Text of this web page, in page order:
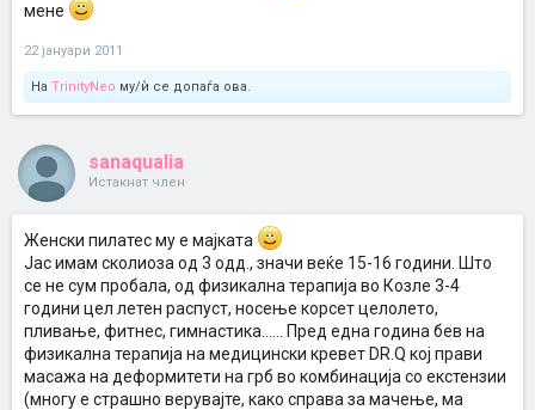
мене
22 јануари 2011
На TrinityNeo му/ѝ се допаѓа ова.
sanaqualia
Истакнат член
Женски пилатес му е мајката
Јас имам сколиоза од 3 одд., значи веќе 15-16 години. Што
се не сум пробала, од физикална терапија во Козле 3-4
години цел летен распуст, носење корсет целолето,
пливање, фитнес, гимнастика...... Пред една година бев на
физикална терапија на медицински кревет DR.Q кој прави
масажа на деформитети на грб во комбинација со екстензии
(многу е страшно верувајте, како справа за мачење, ма